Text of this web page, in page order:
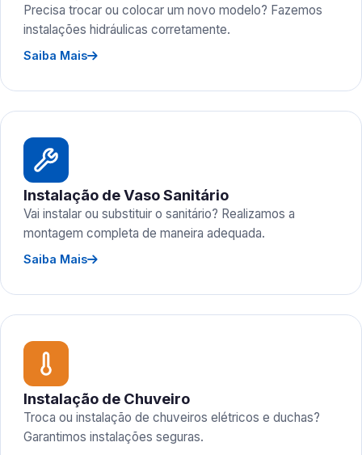
Precisa trocar ou colocar um novo modelo? Fazemos
instalações hidráulicas corretamente.
Saiba Mais
Instalação de Vaso Sanitário
Vai instalar ou substituir o sanitário? Realizamos a
montagem completa de maneira adequada.
Saiba Mais
Instalação de Chuveiro
Troca ou instalação de chuveiros elétricos e duchas?
Garantimos instalações seguras.